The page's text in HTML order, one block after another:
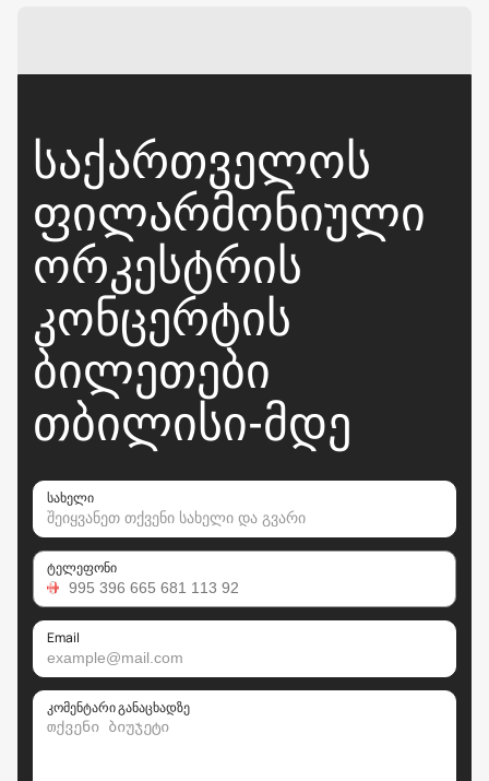
ᲡᲐᲥᲐᲠᲗᲕᲔᲚᲝᲡ
ᲤᲘᲚᲐᲠᲛᲝᲜᲘᲣᲚᲘ
ᲝᲠᲙᲔᲡᲢᲠᲘᲡ
ᲙᲝᲜᲪᲔᲠᲢᲘᲡ
ᲑᲘᲚᲔᲗᲔᲑᲘ
ᲗᲑᲘᲚᲘᲡᲘ-ᲛᲓᲔ
სახელი
ტელეფონი
Email
კომენტარი განაცხადზე